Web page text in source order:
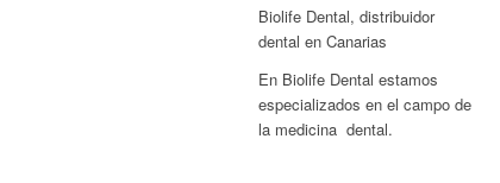
Biolife Dental, distribuidor
dental en Canarias
En Biolife Dental estamos
especializados en el campo de
la medicina dental.